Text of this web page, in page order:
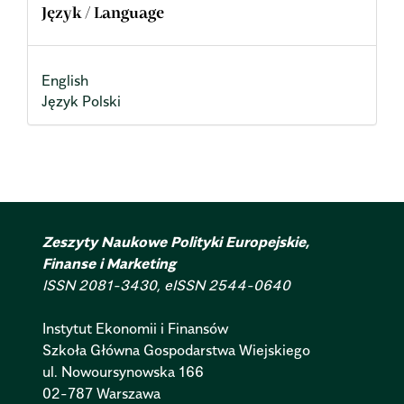
Język / Language
English
Język Polski
Zeszyty Naukowe Polityki Europejskie,
Finanse i Marketing
ISSN 2081-3430, eISSN 2544-0640
Instytut Ekonomii i Finansów
Szkoła Główna Gospodarstwa Wiejskiego
ul. Nowoursynowska 166
02-787 Warszawa